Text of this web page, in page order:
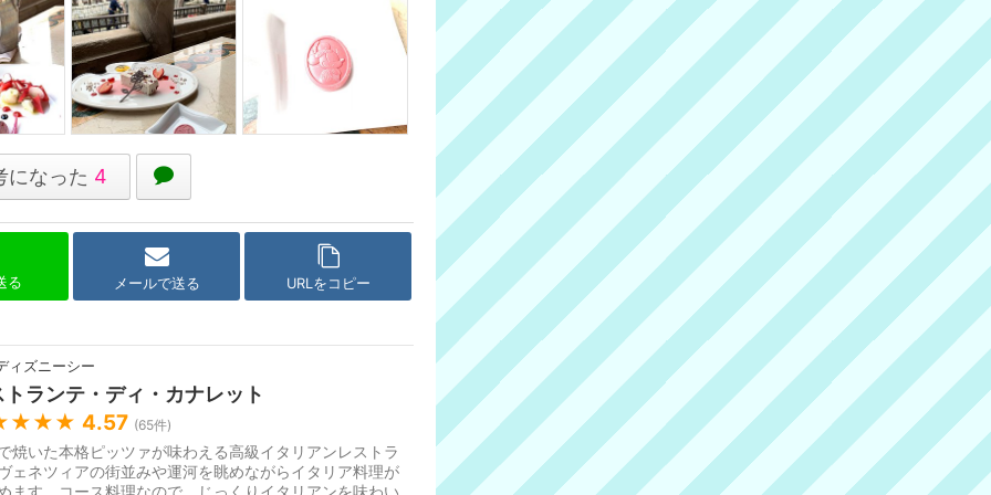
になった 4
る メールで送る URLをコピー
ィズニーシー
トランテ・ディ・カナレット
4.57 (65件)
焼いた本格ピッツァが味わえる高級イタリアンレストラ
ェネツィアの街並みや運河を眺めながらイタリア料理が
ます。コース料理なので、じっくりイタリアンを味わい